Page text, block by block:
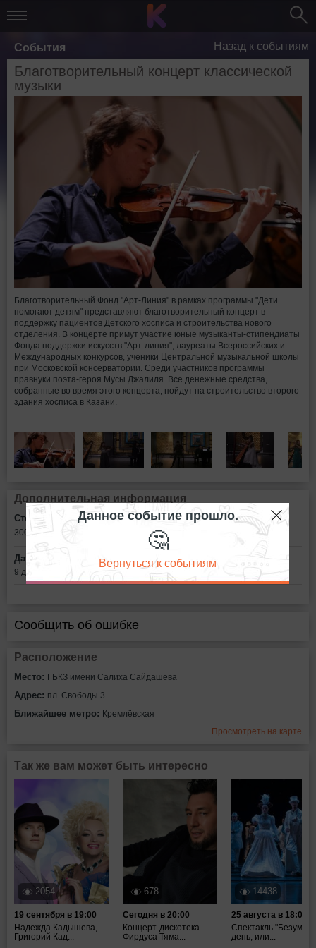
События Назад к событиям
Благотворительный концерт классической
музыки
Благотворительный Фонд "Арт-Линия" в рамках программы "Дети
помогают детям" представляют благотворительный концерт в
поддержку пациентов Детского хосписа и строительства нового
отделения. В концерте примут участие юные музыканты-стипендиаты
Фонда поддержки искусств "Арт-линия", лауреаты Всероссийских и
Международных конкурсов, ученики Центральной музыкальной школы
при Московской консерватории. Среди участников программы
правнуки поэта-героя Мусы Джалиля. Все денежные средства,
собранные во время этого концерта, пойдут на строительство второго
здания хосписа в Казани.
Дополнительная информация
Стоимость билетов:
300 рублей
Дата:
9 декабря в 18:00
Сообщить об ошибке
Расположение
Место: ГБКЗ имени Салиха Сайдашева
Адрес: пл. Свободы 3
Ближайшее метро: Кремлёвская
Просмотреть на карте
Так же вам может быть интересно
2054
19 сентября в 19:00
Надежда Кадышева,
Григорий Кад...
678
Сегодня в 20:00
Концерт-дискотека
Фирдуса Тяма...
14438
25 августа в 18:00
Спектакль
день, или...
Данное событие прошло.
🤔
Вернуться к событиям